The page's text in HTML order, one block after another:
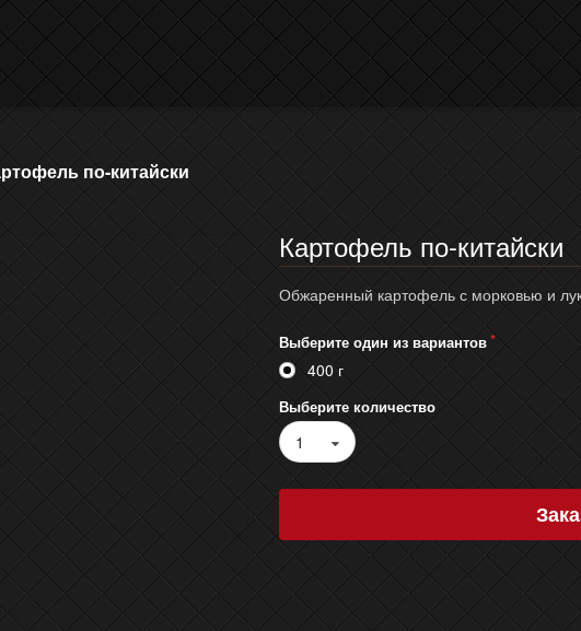
по-китайски
Картофель по-китайски
Обжаренный картофель с морковью и
Выберите один из вариантов
400 г
Выберите количество
1